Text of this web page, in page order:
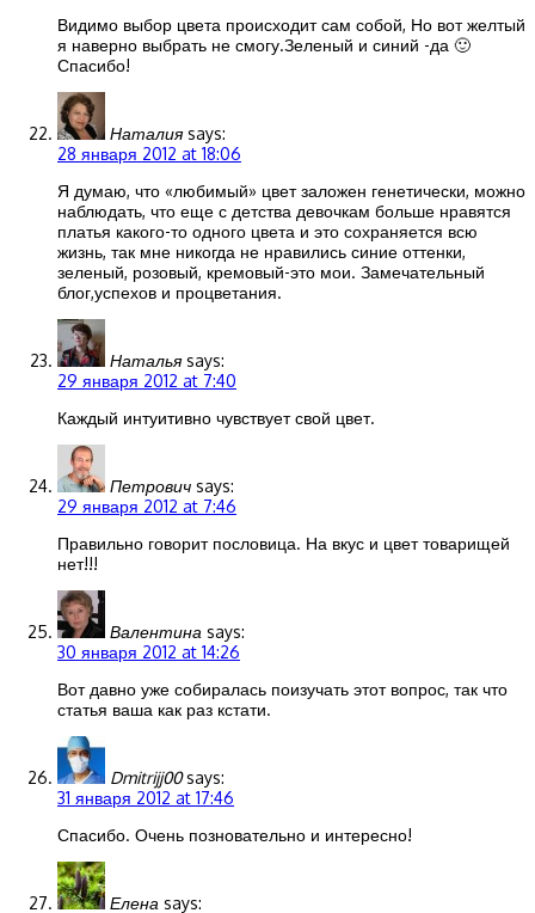
Видимо выбор цвета происходит сам собой, Но вот желтый
я наверно выбрать не смогу.Зеленый и синий -да 🙂
Спасибо!
Наталия says:
28 января 2012 at 18:06
Я думаю, что «любимый» цвет заложен генетически, можно
наблюдать, что еще с детства девочкам больше нравятся
платья какого-то одного цвета и это сохраняется всю
жизнь, так мне никогда не нравились синие оттенки,
зеленый, розовый, кремовый-это мои. Замечательный
блог,успехов и процветания.
Наталья says:
29 января 2012 at 7:40
Каждый интуитивно чувствует свой цвет.
Петрович says:
29 января 2012 at 7:46
Правильно говорит пословица. На вкус и цвет товарищей
нет!!!
Валентина says:
30 января 2012 at 14:26
Вот давно уже собиралась поизучать этот вопрос, так что
статья ваша как раз кстати.
Dmitrijj00 says:
31 января 2012 at 17:46
Спасибо. Очень позновательно и интересно!
Елена says: